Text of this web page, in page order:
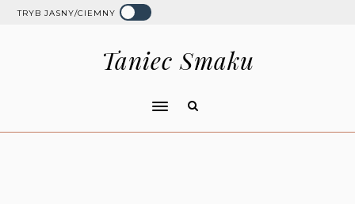
TRYB JASNY/CIEMNY
Taniec Smaku